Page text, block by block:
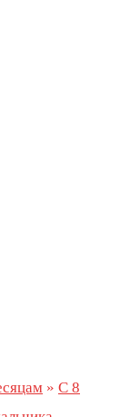
» С 8